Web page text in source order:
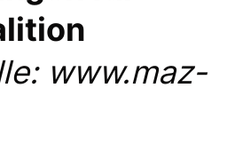
VITA
BÜRGERBÜROwww.maz-